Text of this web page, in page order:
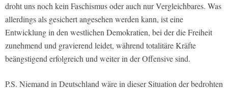
droht uns noch kein Faschismus oder auch nur Vergleichbares. Was
allerdings als gesichert angesehen werden kann, ist eine
Entwicklung in den westlichen Demokratien, bei der die Freiheit
zunehmend und gravierend leidet, während totalitäre Kräfte
beängstigend erfolgreich und weiter in der Offensive sind.
P.S. Niemand in Deutschland wäre in dieser Situation der bedrohten